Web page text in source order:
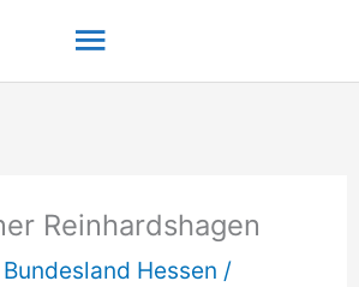
Hauptmenü
Reinhardshagen
Hessen /